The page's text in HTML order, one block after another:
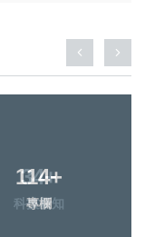
114+
專欄